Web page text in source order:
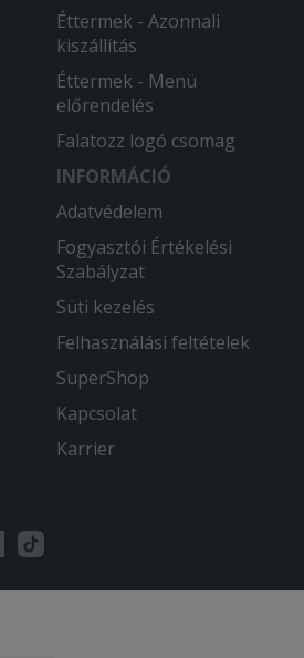
Éttermek - Azonnali
kiszállítás
Éttermek - Menü
előrendelés
Falatozz logó csomag
INFORMÁCIÓ
Adatvédelem
Fogyasztói Értékelési
Szabályzat
Süti kezelés
Felhasználási feltételek
SuperShop
Kapcsolat
Karrier